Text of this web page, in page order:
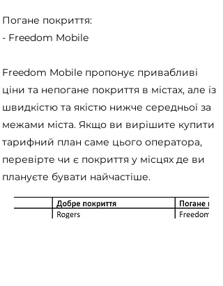
Погане покриття:
- Freedom Mobile
Freedom Mobile пропонує привабливі
ціни та непогане покриття в містах, але із
швидкістю та якістю нижче середньої за
межами міста. Якщо ви вирішите купити
тарифний план саме цього оператора,
перевірте чи є покриття у місцях де ви
плануєте бувати найчастіше.